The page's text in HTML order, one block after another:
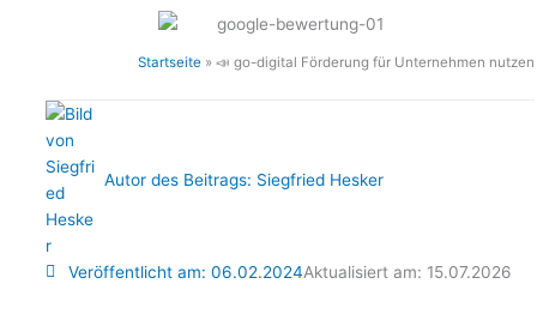
Startseite » 📣 go-digital Förderung für Unternehmen nutzen
Autor des Beitrags: Siegfried Hesker
Veröffentlicht am: 06.02.2024Aktualisiert am: 15.07.2026